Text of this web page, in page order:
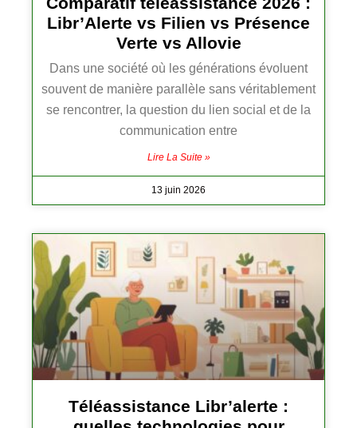
Libr’Alerte vs Filien vs Présence
Verte vs Allovie
Dans une société où les générations évoluent
souvent de manière parallèle sans véritablement
se rencontrer, la question du lien social et de la
communication entre
Lire La Suite »
13 juin 2026
Téléassistance Libr’alerte :